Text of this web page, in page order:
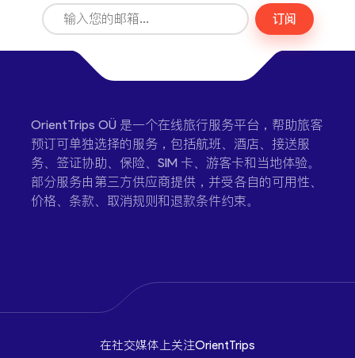
订阅
OrientTrips OÜ 是一个在线旅行服务平台，帮助旅客
预订可单独选择的服务，包括航班、酒店、接送服
务、签证协助、保险、SIM 卡、游客卡和当地体验。
部分服务由第三方供应商提供，并受各自的可用性、
价格、条款、取消规则和退款条件约束。
在社交媒体上关注OrientTrips